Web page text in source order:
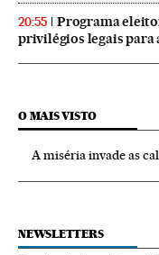
20:55
Programa
privilégios legais para
O MAIS VISTO
A miséria invade as
NEWSLETTERS